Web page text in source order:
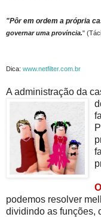
"Pôr em ordem a própria
governar uma província."
Dica: www.netfilter.com.br
A administração da
podemos resolver
dividindo as funções,